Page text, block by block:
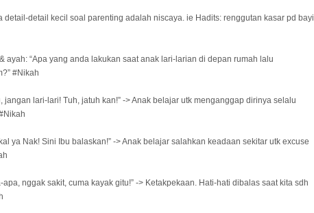
detail-detail kecil soal parenting adalah niscaya. ie Hadits: renggutan kasar pd bayi
ayah: “Apa yang anda lakukan saat anak lari-larian di depan rumah lalu
#Nikah
jangan lari-lari! Tuh, jatuh kan!” -> Anak belajar utk menganggap dirinya selalu
ya Nak! Sini Ibu balaskan!” -> Anak belajar salahkan keadaan sekitar utk excuse
apa, nggak sakit, cuma kayak gitu!” -> Ketakpekaan. Hati-hati dibalas saat kita sdh